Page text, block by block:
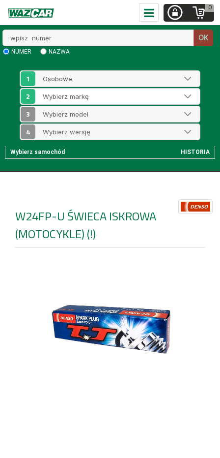
0
numer
OK
NUMER NAZWA
1
2
3
4
Wybierz samochód HISTORIA
W24FP-U ŚWIECA ISKROWA
(MOTOCYKLE) (!)